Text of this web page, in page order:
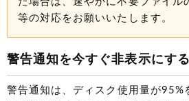
等の対応をお願いいたします。
警告通知を今すぐ非表示にす
警告通知は、ディスク使用量が95%